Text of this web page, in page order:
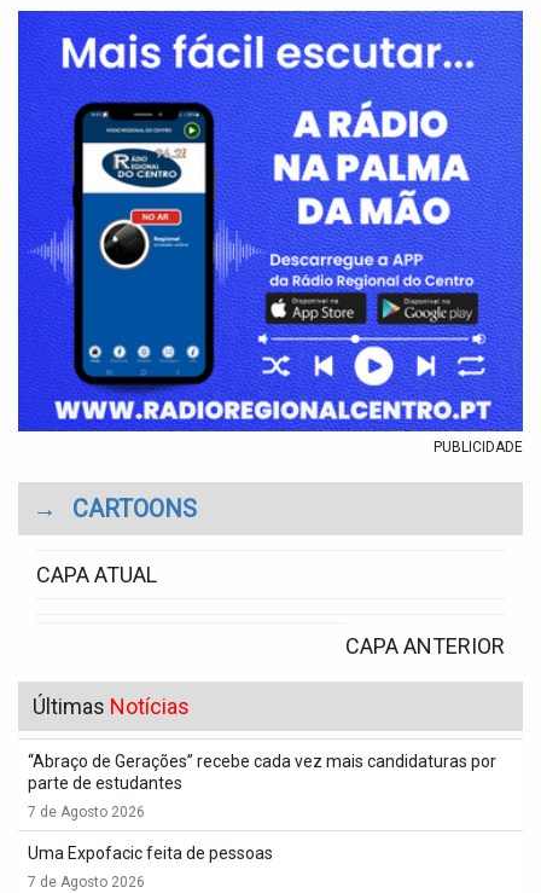
PUBLICIDADE
→ CARTOONS
CAPA ATUAL
CAPA ANTERIOR
Últimas Notícias
“Abraço de Gerações” recebe cada vez mais candidaturas por
parte de estudantes
7 de Agosto 2026
Uma Expofacic feita de pessoas
7 de Agosto 2026